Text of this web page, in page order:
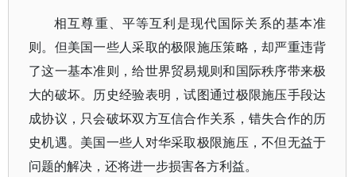
相互尊重、平等互利是现代国际关系的基本准
则。但美国一些人采取的极限施压策略，却严重违背
了这一基本准则，给世界贸易规则和国际秩序带来极
大的破坏。历史经验表明，试图通过极限施压手段达
成协议，只会破坏双方互信合作关系，错失合作的历
史机遇。美国一些人对华采取极限施压，不但无益于
问题的解决，还将进一步损害各方利益。